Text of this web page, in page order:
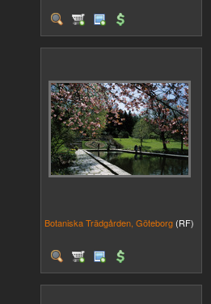
Botaniska Trädgården, Göteborg (RF)